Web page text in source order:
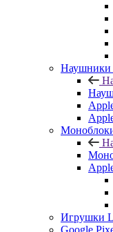
Наушники
Игрушки
Google